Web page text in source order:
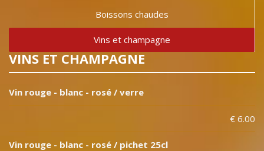
Boissons chaudes
Vins et champagne
VINS ET CHAMPAGNE
Vin rouge - blanc - rosé / verre
€ 6.00
Vin rouge - blanc - rosé / pichet 25cl